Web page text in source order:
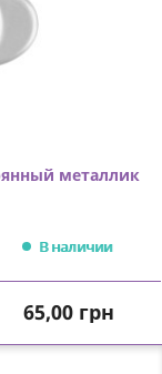
металлик
В наличии
Цена
65,00 грн